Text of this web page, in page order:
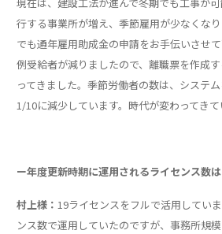
行する事業所が増え、季節雇用が少なくな
でも通年雇用助成金の申請をお手伝いさせ
例受給者が減りましたので、離職票を作成
ってきました。季節労働者の数は、システ
1/10に減少しています。時代が変わってきて
ー年度更新時期に運用されるライセンス数
村上様： 19ライセンスをフルで活用してい
ンス数で運用していたのですが、事務所規